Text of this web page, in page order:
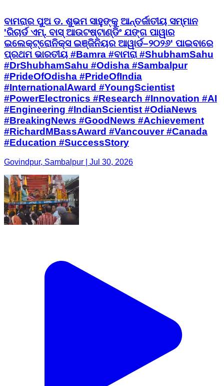
ବାମରାର ପୁଅ ଡ. ଶୁଭମ ସାହୁଙ୍କୁ ଆନ୍ତର୍ଜାତୀୟ ସମ୍ମାନ
'ରିଚାର୍ଡ ଏମ୍. ବାସ୍ ଆଉଟଷ୍ଟାଣ୍ଡିଂ ଯଙ୍ଗ ପାୱାର
ଇଲେକ୍ଟ୍ରୋନିକ୍ସ ଇଞ୍ଜିନିୟର ଆୱାର୍ଡ–୨୦୨୬' ପାଇବାରେ
ପ୍ରଥମ ଭାରତୀୟ #Bamra #ବାମରା #ShubhamSahu
#DrShubhamSahu #Odisha #Sambalpur
#PrideOfOdisha #PrideOfIndia
#InternationalAward #YoungScientist
#PowerElectronics #Research #Innovation #AI
#Engineering #IndianScientist #OdiaNews
#BreakingNews #GoodNews #Achievement
#RichardMBassAward #Vancouver #Canada
#Education #SuccessStory
Govindpur, Sambalpur | Jul 30, 2026